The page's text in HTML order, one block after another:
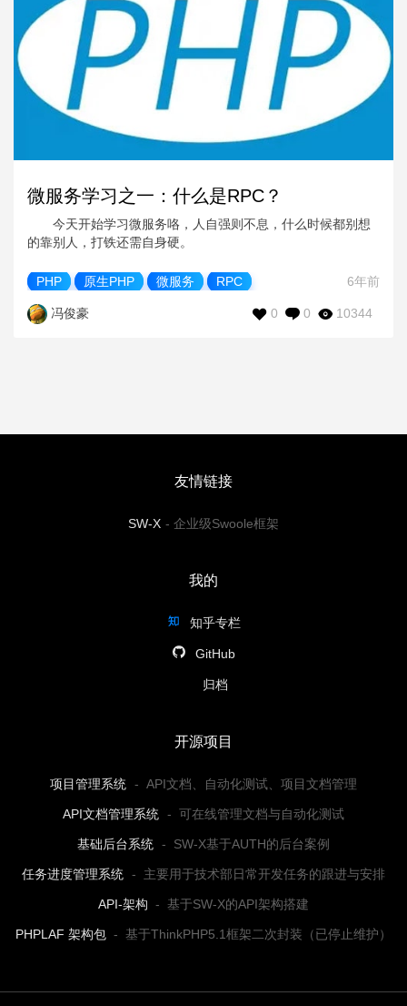
微服务学习之一：什么是RPC？
今天开始学习微服务咯，人自强则不息，什么时候都别想
的靠别人，打铁还需自身硬。
PHP 原生PHP 微服务 RPC 6年前
冯俊豪 10344
0
0
友情链接
SW-X - 企业级Swoole框架
我的
知乎专栏
GitHub
归档
开源项目
项目管理系统 - API文档、自动化测试、项目文档管理
API文档管理系统 - 可在线管理文档与自动化测试
基础后台系统 - SW-X基于AUTH的后台案例
任务进度管理系统 - 主要用于技术部日常开发任务的跟进与安排
API-架构 - 基于SW-X的API架构搭建
PHPLAF 架构包 - 基于ThinkPHP5.1框架二次封装（已停止维护）